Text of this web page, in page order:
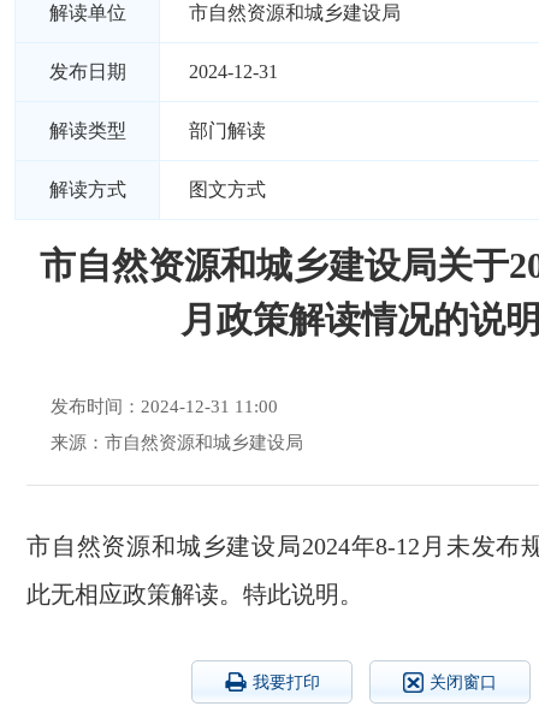
解读单位 市自然资源和城乡建设局
发布日期 2024-12-31
解读类型 部门解读
解读方式 图文方式
市自然资源和城乡建设局关于
月政策解读情况的说
发布时间：2024-12-31 11:00
来源：市自然资源和城乡建设局
市自然资源和城乡建设局2024年8-12月未发布
此无相应政策解读。特此说明。
我要打印 关闭窗口